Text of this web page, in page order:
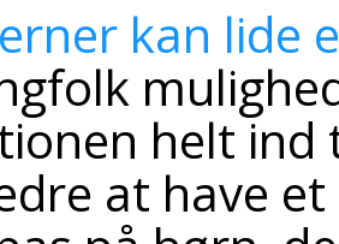
kan lide
helt ind
at have